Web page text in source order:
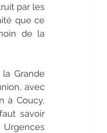
par les
que ce
de la
Grande
avec
à Coucy,
savoir